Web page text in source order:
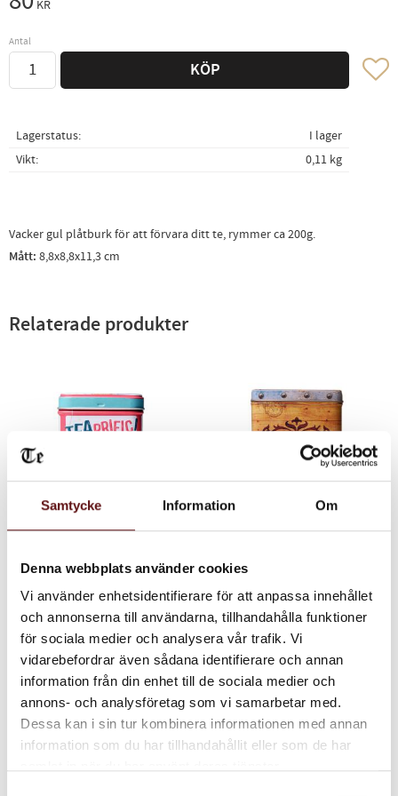
Samtycke Information Om
Denna webbplats använder cookies
Vi använder enhetsidentifierare för att anpassa innehållet
och annonserna till användarna, tillhandahålla funktioner
för sociala medier och analysera vår trafik. Vi
vidarebefordrar även sådana identifierare och annan
information från din enhet till de sociala medier och
annons- och analysföretag som vi samarbetar med.
Dessa kan i sin tur kombinera informationen med annan
information som du har tillhandahållit eller som de har
KR
Antal
KÖP Lägg
Lagerstatus
I lager
Vikt
0,11 kg
Vacker gul plåtburk för att förvara ditt te, rymmer ca 200g.
Mått: 8,8x8,8x11,3 cm
Relaterade produkter
gr.
Plåtburk, 100 gr.
80KR
Lägg till i favoriter KÖP
Plåtburk, 200 gr.
85KR
Lägg till i favoriter